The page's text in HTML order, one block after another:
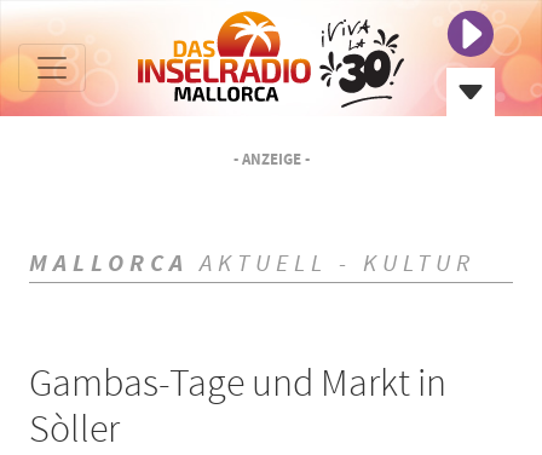
- ANZEIGE -
MALLORCA AKTUELL - KULTUR
Gambas-Tage und Markt in
Sòller